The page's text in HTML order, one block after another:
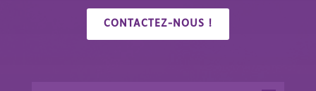
CONTACTEZ-NOUS !